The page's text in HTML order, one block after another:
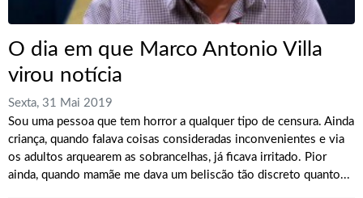
O dia em que Marco Antonio Villa
virou notícia
Sexta, 31 Mai 2019
Sou uma pessoa que tem horror a qualquer tipo de censura. Ainda
criança, quando falava coisas consideradas inconvenientes e via
os adultos arquearem as sobrancelhas, já ficava irritado. Pior
ainda, quando mamãe me dava um beliscão tão discreto quanto...